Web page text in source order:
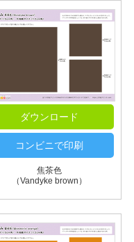
ダウンロード
コンビニで印刷
焦茶色
（Vandyke brown）